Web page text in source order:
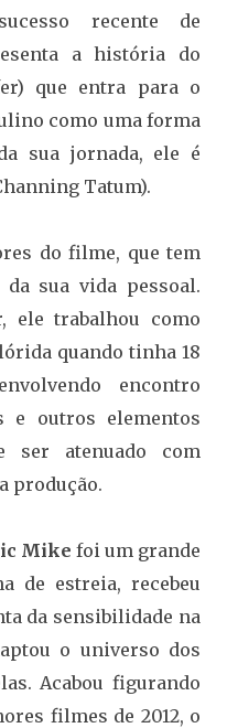
recente de
a história do
que entra para o
como uma forma
sua jornada, ele é
Tatum).
do filme, que tem
sua vida pessoal.
ele trabalhou como
quando tinha 18
encontro
e outros elementos
ser atenuado com
produção.
Mike foi um grande
de estreia, recebeu
da sensibilidade na
o universo dos
Acabou figurando
filmes de 2012, o